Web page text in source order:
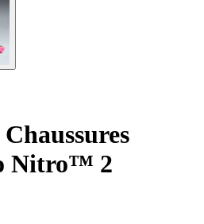
Chaussures
Nitro™ 2